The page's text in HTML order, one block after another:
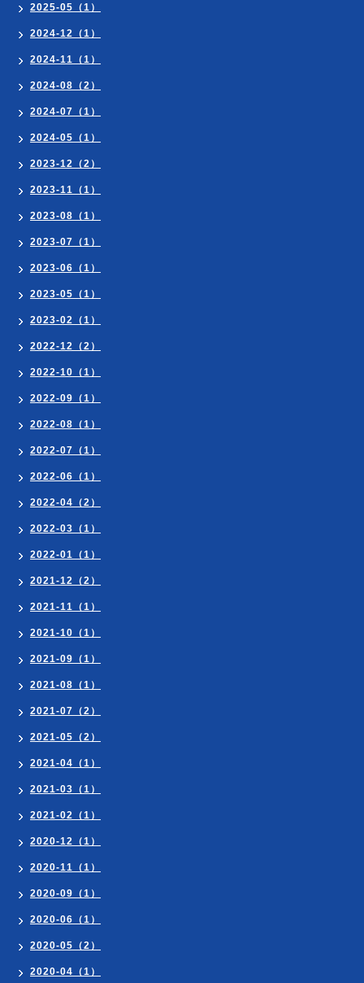
2025-05（1）
2024-12（1）
2024-11（1）
2024-08（2）
2024-07（1）
2024-05（1）
2023-12（2）
2023-11（1）
2023-08（1）
2023-07（1）
2023-06（1）
2023-05（1）
2023-02（1）
2022-12（2）
2022-10（1）
2022-09（1）
2022-08（1）
2022-07（1）
2022-06（1）
2022-04（2）
2022-03（1）
2022-01（1）
2021-12（2）
2021-11（1）
2021-10（1）
2021-09（1）
2021-08（1）
2021-07（2）
2021-05（2）
2021-04（1）
2021-03（1）
2021-02（1）
2020-12（1）
2020-11（1）
2020-09（1）
2020-06（1）
2020-05（2）
2020-04（1）